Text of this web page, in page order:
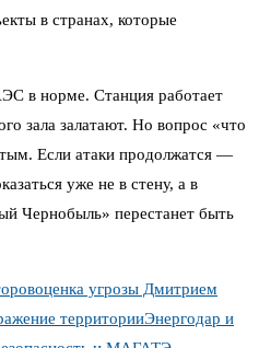
в странах, которые
в норме. Станция работает
зала залатают. Но вопрос «что
Если атаки продолжатся —
уже не в стену, а в
Чернобыль» перестанет быть
оценка угрозы Дмитрием
территорииЭнергодар и